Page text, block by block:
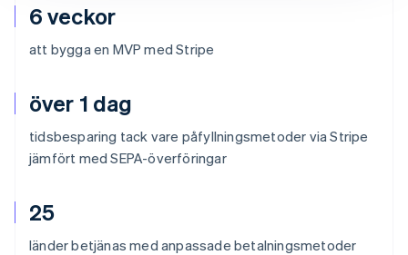
6 veckor
att bygga en MVP med Stripe
över 1 dag
tidsbesparing tack vare påfyllningsmetoder via Stripe
jämfört med SEPA-överföringar
25
länder betjänas med anpassade betalningsmetoder